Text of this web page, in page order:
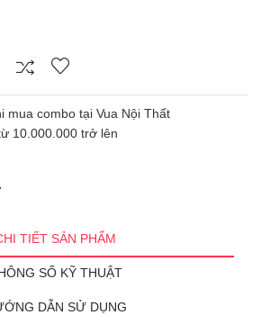
mua combo tại Vua Nội Thất
10.000.000 trở lên
TIẾT SẢN PHẨM
SỐ KỸ THUẬT
DẪN SỬ DỤNG